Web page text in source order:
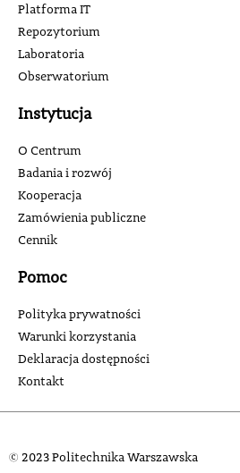
Platforma IT
Repozytorium
Laboratoria
Obserwatorium
Instytucja
O Centrum
Badania i rozwój
Kooperacja
Zamówienia publiczne
Cennik
Pomoc
Polityka prywatności
Warunki korzystania
Deklaracja dostępności
Kontakt
© 2023 Politechnika Warszawska